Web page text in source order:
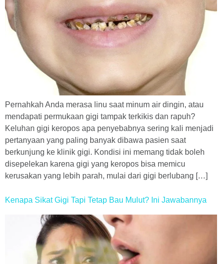
Pernahkah Anda merasa linu saat minum air dingin, atau
mendapati permukaan gigi tampak terkikis dan rapuh?
Keluhan gigi keropos apa penyebabnya sering kali menjadi
pertanyaan yang paling banyak dibawa pasien saat
berkunjung ke klinik gigi. Kondisi ini memang tidak boleh
disepelekan karena gigi yang keropos bisa memicu
kerusakan yang lebih parah, mulai dari gigi berlubang […]
Kenapa Sikat Gigi Tapi Tetap Bau Mulut? Ini Jawabannya